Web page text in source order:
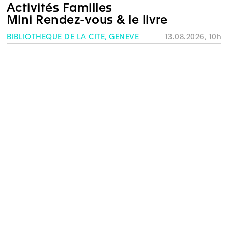
Activités Familles
Mini Rendez-vous & le livre
BIBLIOTHÈQUE DE LA CITÉ, GENÈVE 13.08.2026, 10h